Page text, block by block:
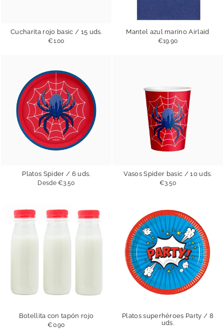
Cucharita rojo basic / 15 uds.
€1.00
Mantel azul marino Airlaid
€19.90
Platos Spider / 6 uds.
Desde€3.50
Vasos Spider basic / 10 uds.
€3.50
Botellita con tapón rojo
€0.90
Platos superhéroes Party / 8
uds.